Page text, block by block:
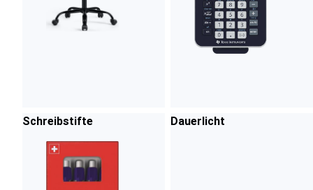
Schreibstifte Dauerlicht